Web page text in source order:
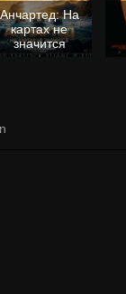
Анчартед: На
картах не
значится